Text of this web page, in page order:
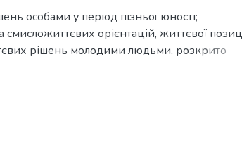
особами у період пізньої юності;
орієнтацій, життєвої
рішень молодими людьми, розкрито